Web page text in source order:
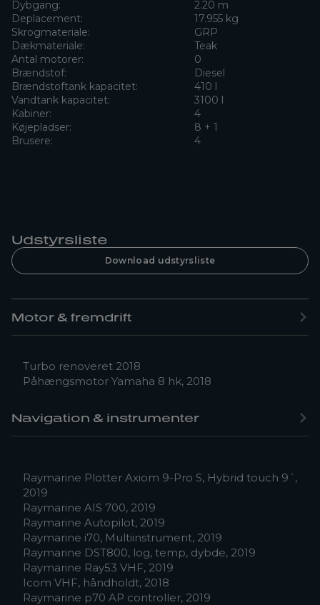
Dybgang:
2.20 m
Deplacement:
17.955 kg
Skrogmateriale:
GRP
Dækmateriale:
Teak
Antal motorer:
0
Brændstof:
Diesel
Brændstoftank kapacitet:
410 l
Vandtank kapacitet:
3100 l
Kabiner:
4
Køjepladser:
8 + 1
Brusere:
4
Udstyrsliste
Download udstyrsliste
Motor & fremdrift
Turbo renoveret 2018
Påhængsmotor Yamaha 8 hk, 2018
Navigation & instrumenter
Raymarine Plotter Axiom 9-Pro S, Hybrid touch 9´,
2019
Raymarine AIS 700, 2019
Raymarine Autopilot, 2019
Raymarine i70, Multiinstrument, 2019
Raymarine DST800, log, temp, dybde, 2019
Raymarine Ray53 VHF, 2019
Icom VHF, håndholdt, 2018
Raymarine p70 AP controller, 2019